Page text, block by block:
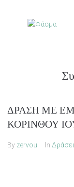
ΔΡΑΣΗ ΜΕ
ΚΟΡΙΝΘΟΥ
By zervou In